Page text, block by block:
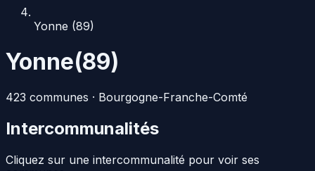
Yonne (89)
Yonne(89)
423 communes · Bourgogne-Franche-Comté
Intercommunalités
Cliquez sur une intercommunalité pour voir ses